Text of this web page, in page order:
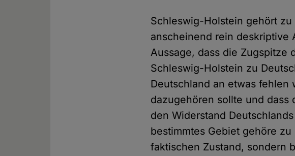
Schleswig-Holstein gehört
anscheinend rein deskriptive
Aussage, dass die Zugspitze
Schleswig-Holstein zu
Deutschland an etwas
dazugehören sollte und dass
den Widerstand
bestimmtes Gebiet gehöre
faktischen Zustand, sondern